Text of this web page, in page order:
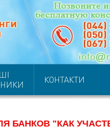
КОНТАКТИ
БАНКОВ "КАК